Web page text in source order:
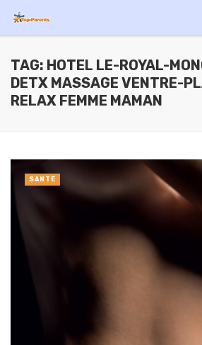
TAG: HOTEL LE-ROYAL-
DETX MASSAGE VENTRE-
RELAX FEMME MAMAN
SANTÉ